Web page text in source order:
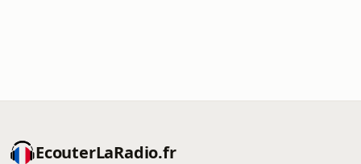
EcouterLaRadio.fr